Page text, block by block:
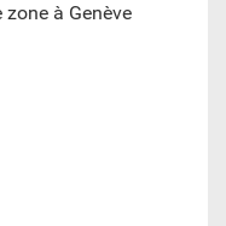
à Genève